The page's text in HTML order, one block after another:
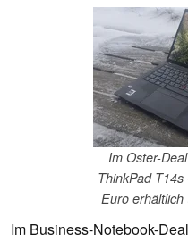
Im Oster-
ThinkPad
Euro erhältlich
Im Business-Notebook-